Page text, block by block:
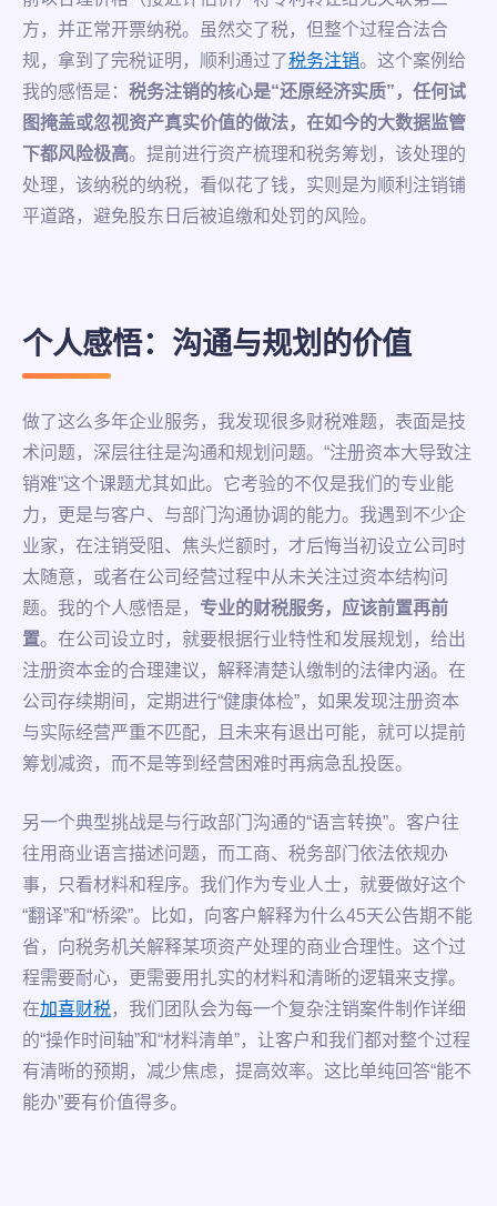
方，并正常开票纳税。虽然交了税，但整个过程合法合
规，拿到了完税证明，顺利通过了税务注销。这个案例给
我的感悟是： 税务注销的核心是“还原经济实质”，任何试
图掩盖或忽视资产真实价值的做法，在如今的大数据监管
下都风险极高。提前进行资产梳理和税务筹划，该处理的
处理，该纳税的纳税，看似花了钱，实则是为顺利注销铺
平道路，避免股东日后被追缴和处罚的风险。
个人感悟：沟通与规划的价值
做了这么多年企业服务，我发现很多财税难题，表面是技
术问题，深层往往是沟通和规划问题。“注册资本大导致注
销难”这个课题尤其如此。它考验的不仅是我们的专业能
力，更是与客户、与部门沟通协调的能力。我遇到不少企
业家，在注销受阻、焦头烂额时，才后悔当初设立公司时
太随意，或者在公司经营过程中从未关注过资本结构问
题。我的个人感悟是， 专业的财税服务，应该前置再前
置。在公司设立时，就要根据行业特性和发展规划，给出
注册资本金的合理建议，解释清楚认缴制的法律内涵。在
公司存续期间，定期进行“健康体检”，如果发现注册资本
与实际经营严重不匹配，且未来有退出可能，就可以提前
筹划减资，而不是等到经营困难时再病急乱投医。
另一个典型挑战是与行政部门沟通的“语言转换”。客户往
往用商业语言描述问题，而工商、税务部门依法依规办
事，只看材料和程序。我们作为专业人士，就要做好这个
“翻译”和“桥梁”。比如，向客户解释为什么45天公告期不能
省，向税务机关解释某项资产处理的商业合理性。这个过
程需要耐心，更需要用扎实的材料和清晰的逻辑来支撑。
在加喜财税，我们团队会为每一个复杂注销案件制作详细
的“操作时间轴”和“材料清单”，让客户和我们都对整个过程
有清晰的预期，减少焦虑，提高效率。这比单纯回答“能不
能办”要有价值得多。